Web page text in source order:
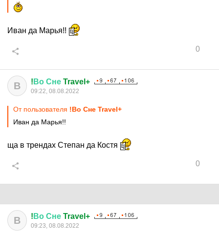
Иван да Марья!!
0
В ! Во Сне Travel+
09:22, 08.08.2022
От пользователя !Во Сне Travel+
Иван да Марья!!
ща в трендах Степан да Костя
0
В ! Во Сне Travel+
09:23, 08.08.2022